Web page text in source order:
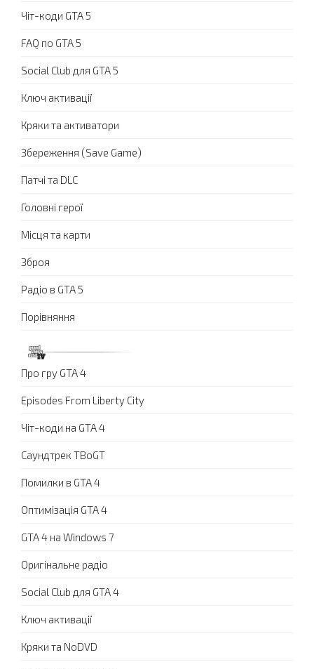
Чіт-коди GTA 5
FAQ по GTA 5
Social Club для GTA 5
Ключ активації
Кряки та активатори
Збереження (Save Game)
Патчі та DLC
Головні герої
Місця та карти
Зброя
Радіо в GTA 5
Порівняння
Про гру GTA 4
Episodes From Liberty City
Чіт-коди на GTA 4
Саундтрек TBoGT
Помилки в GTA 4
Оптимізація GTA 4
GTA 4 на Windows 7
Оригінальне радіо
Social Club для GTA 4
Ключ активації
Кряки та NoDVD